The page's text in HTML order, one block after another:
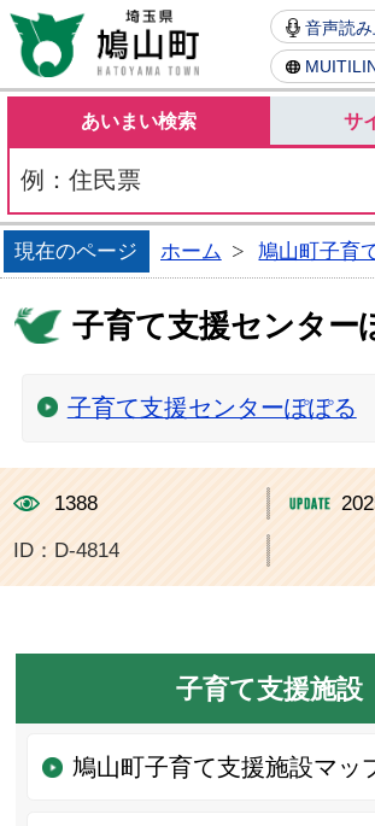
鳩山町
音声読
あいまい検索 サ
現在のページ ホーム 鳩山町子育
子育て支援センター
子育て支援センターぽぽる
1388
ID：D-4814
子育て支援施設
鳩山町子育て支援施設マッ